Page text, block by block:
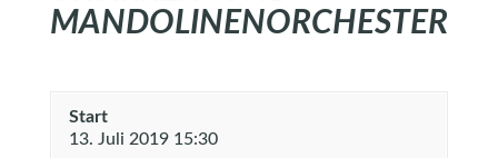
MANDOLINENORCHESTER
Start
13. Juli 2019 15:30